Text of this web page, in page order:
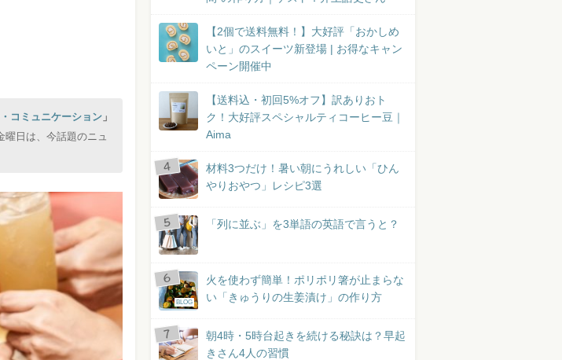
コミュニケーション 」
曜日は、今話題のニュ
【2個で送料無料！】大好評「おかしめ
いと」のスイーツ新登場 | お得なキャン
ペーン開催中
【送料込・初回5%オフ】訳ありおト
ク！大好評スペシャルティコーヒー豆｜
Aima
材料3つだけ！暑い朝にうれしい「ひん
やりおやつ」レシピ3選
「列に並ぶ」を3単語の英語で言うと？
BLOG
火を使わず簡単！ポリポリ箸が止まらな
い「きゅうりの生姜漬け」の作り方
朝4時・5時台起きを続ける秘訣は？早起
きさん4人の習慣